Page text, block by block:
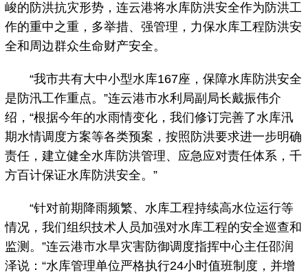
峻的防洪抗灾形势，连云港将水库防洪安全作为防洪工
作的重中之重，多举措、强管理，力保水库工程防洪安
全和周边群众生命财产安全。
“我市共有大中小型水库167座，保障水库防洪安全
是防汛工作重点。”连云港市水利局副局长戴振伟介
绍，“根据今年的水雨情变化，我们修订完善了水库汛
期水情调度方案等各类预案，按照防洪要求进一步明确
责任，建立健全水库防洪管理、应急应对责任体系，千
方百计保证水库防洪安全。”
“针对前期降雨频繁、水库工程持续高水位运行等
情况，我们组织技术人员加强对水库工程的安全巡查和
监测。”连云港市水旱灾害防御调度指挥中心主任邵润
泽说：“水库管理单位严格执行24小时值班制度，并增